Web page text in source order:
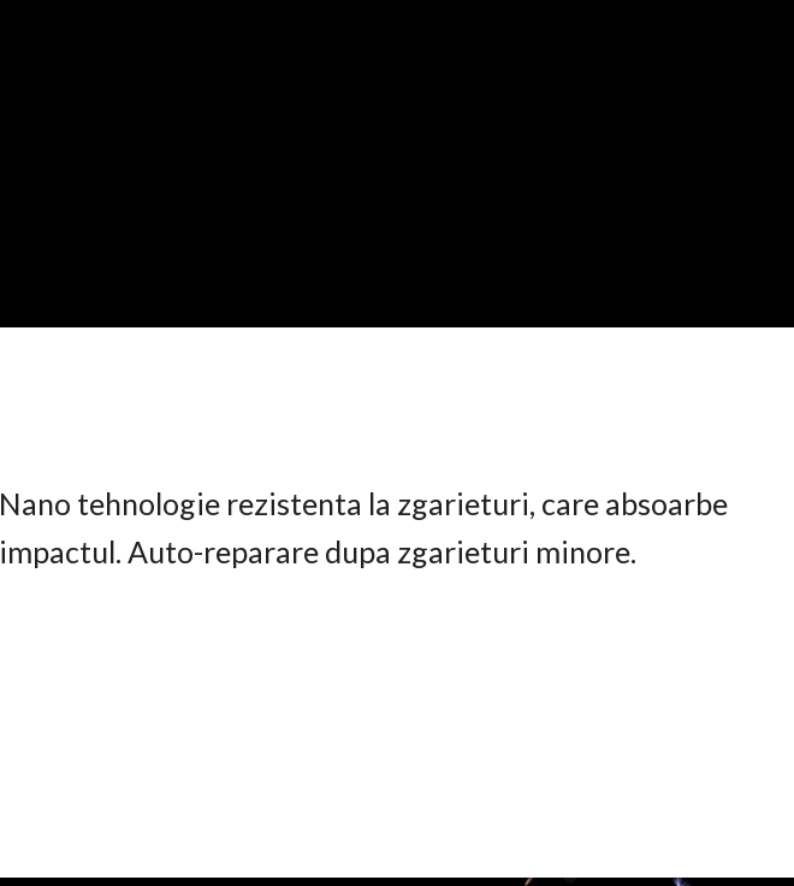
Nano tehnologie rezistenta la zgarieturi, care absoarbe
impactul. Auto-reparare dupa zgarieturi minore.